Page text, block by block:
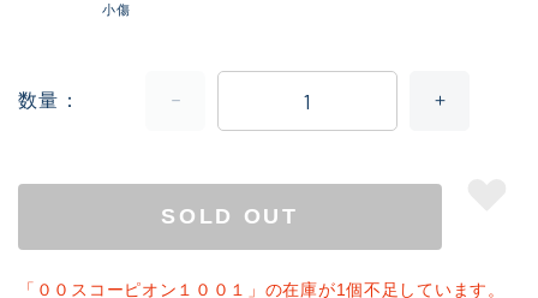
小傷
数量
SOLD OUT
「００スコーピオン１００１」の在庫が1個不足しています。